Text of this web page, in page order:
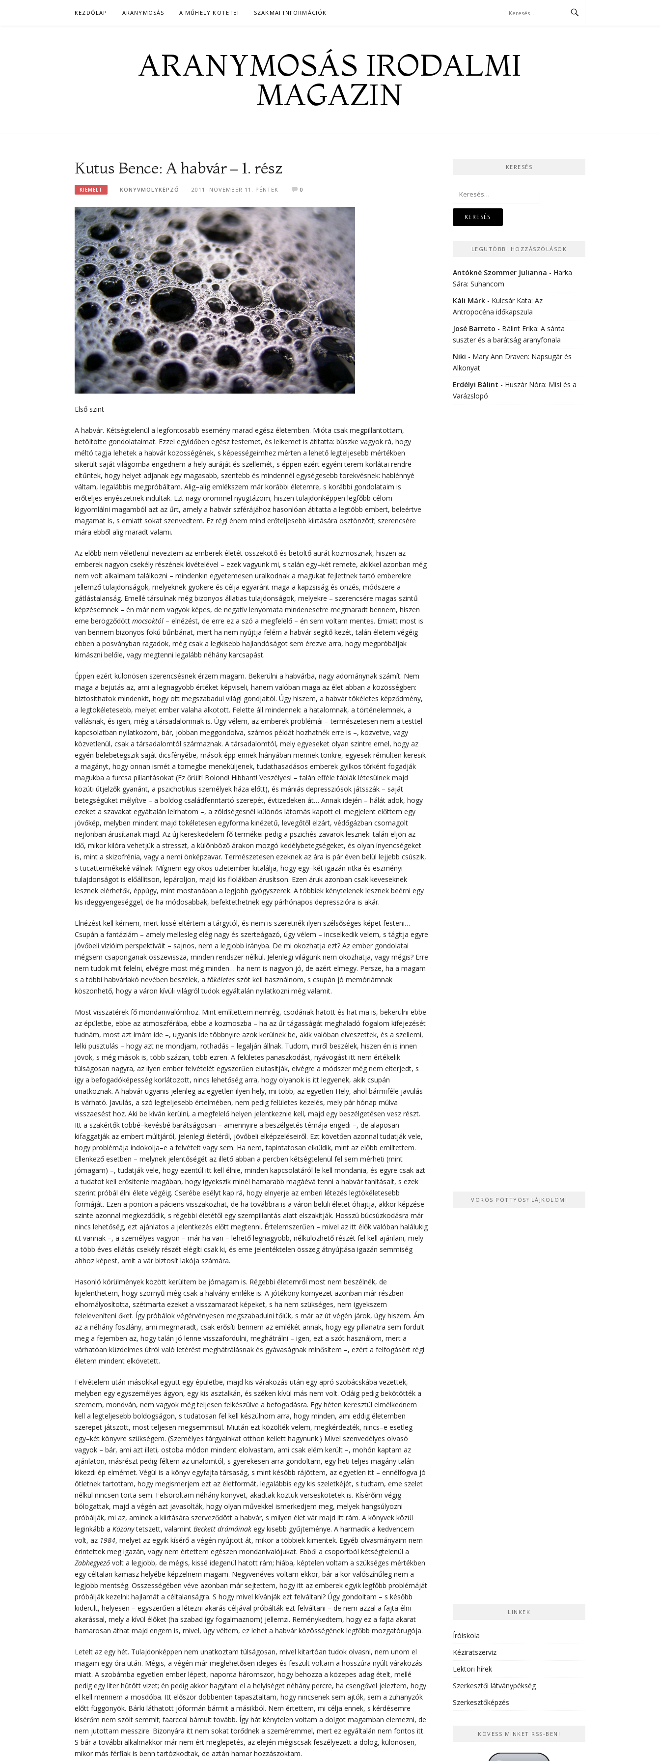
KEZDŐLAP ARANYMOSÁS A MŰHELY KÖTETEI SZAKMAI INFORMÁCIÓK
ARANYMOSÁS IRODALMI
MAGAZIN
Kutus Bence: A habvár – 1. rész
KIEMELT KÖNYVMOLYKÉPZŐ 2011. NOVEMBER 11. PÉNTEK 0
Első szint
A habvár. Kétségtelenül a legfontosabb esemény marad egész életemben. Mióta csak megpillantottam,
betöltötte gondolataimat. Ezzel egyidőben egész testemet, és lelkemet is átitatta: büszke vagyok rá, hogy
méltó tagja lehetek a habvár közösségének, s képességeimhez mérten a lehető legteljesebb mértékben
sikerült saját világomba engednem a hely auráját és szellemét, s éppen ezért egyéni terem korlátai rendre
eltűntek, hogy helyet adjanak egy magasabb, szentebb és mindennél egységesebb törekvésnek: hablénnyé
váltam, legalábbis megpróbáltam. Alig–alig emlékszem már korábbi életemre, s korábbi gondolataim is
erőteljes enyészetnek indultak. Ezt nagy örömmel nyugtázom, hiszen tulajdonképpen legfőbb célom
kigyomlálni magamból azt az űrt, amely a habvár szférájához hasonlóan átitatta a legtöbb embert, beleértve
magamat is, s emiatt sokat szenvedtem. Ez régi énem mind erőteljesebb kiirtására ösztönzött; szerencsére
mára ebből alig maradt valami.
Az előbb nem véletlenül neveztem az emberek életét összekötő és betöltő aurát kozmosznak, hiszen az
emberek nagyon csekély részének kivételével – ezek vagyunk mi, s talán egy–két remete, akikkel azonban még
nem volt alkalmam találkozni – mindenkin egyetemesen uralkodnak a magukat fejlettnek tartó emberekre
jellemző tulajdonságok, melyeknek gyökere és célja egyaránt maga a kapzsiság és önzés, módszere a
gátlástalanság. Emellé társulnak még bizonyos állatias tulajdonságok, melyekre – szerencsére magas szintű
képzésemnek – én már nem vagyok képes, de negatív lenyomata mindenesetre megmaradt bennem, hiszen
eme berögződött mocsoktól – elnézést, de erre ez a szó a megfelelő – én sem voltam mentes. Emiatt most is
van bennem bizonyos fokú bűnbánat, mert ha nem nyújtja felém a habvár segítő kezét, talán életem végéig
ebben a posványban ragadok, még csak a legkisebb hajlandóságot sem érezve arra, hogy megpróbáljak
kimászni belőle, vagy megtenni legalább néhány karcsapást.
Éppen ezért különösen szerencsésnek érzem magam. Bekerülni a habvárba, nagy adománynak számít. Nem
maga a bejutás az, ami a legnagyobb értéket képviseli, hanem valóban maga az élet abban a közösségben:
biztosíthatok mindenkit, hogy ott megszabadul világi gondjaitól. Úgy hiszem, a habvár tökéletes képződmény,
a legtökéletesebb, melyet ember valaha alkotott. Felette áll mindennek: a hatalomnak, a történelemnek, a
vallásnak, és igen, még a társadalomnak is. Úgy vélem, az emberek problémái – természetesen nem a testtel
kapcsolatban nyilatkozom, bár, jobban meggondolva, számos példát hozhatnék erre is –, közvetve, vagy
közvetlenül, csak a társadalomtól származnak. A társadalomtól, mely egyeseket olyan szintre emel, hogy az
egyén belebetegszik saját dicsfényébe, mások épp ennek hiányában mennek tönkre, egyesek rémülten keresik
a magányt, hogy onnan ismét a tömegbe meneküljenek, tudathasadásos emberek gyilkos tőrként fogadják
magukba a furcsa pillantásokat (Ez őrült! Bolond! Hibbant! Veszélyes! – talán efféle táblák létesülnek majd
közúti útjelzők gyanánt, a pszichotikus személyek háza előtt), és mániás depressziósok játsszák – saját
betegségüket mélyítve – a boldog családfenntartó szerepét, évtizedeken át… Annak idején – hálát adok, hogy
ezeket a szavakat egyáltalán leírhatom –, a zöldségesnél különös látomás kapott el: megjelent előttem egy
jövőkép, melyben mindent majd tökéletesen egyforma kinézetű, levegőtől elzárt, védőgázban csomagolt
nejlonban árusítanak majd. Az új kereskedelem fő termékei pedig a pszichés zavarok lesznek: talán eljön az
idő, mikor kilóra vehetjük a stresszt, a különböző árakon mozgó kedélybetegségeket, és olyan ínyencségeket
is, mint a skizofrénia, vagy a nemi önképzavar. Természetesen ezeknek az ára is pár éven belül lejjebb csúszik,
s tucattermékeké válnak. Mígnem egy okos üzletember kitalálja, hogy egy–két igazán ritka és eszményi
tulajdonságot is előállítson, lepároljon, majd kis fiolákban árusítson. Ezen áruk azonban csak keveseknek
lesznek elérhetők, éppúgy, mint mostanában a legjobb gyógyszerek. A többiek kénytelenek lesznek beérni egy
kis ideggyengeséggel, de ha módosabbak, befektethetnek egy párhónapos depresszióra is akár.
Elnézést kell kérnem, mert kissé eltértem a tárgytól, és nem is szeretnék ilyen szélsőséges képet festeni…
Csupán a fantáziám – amely mellesleg elég nagy és szerteágazó, úgy vélem – incselkedik velem, s tágítja egyre
jövőbeli vízióim perspektíváit – sajnos, nem a legjobb irányba. De mi okozhatja ezt? Az ember gondolatai
mégsem csaponganak összevissza, minden rendszer nélkül. Jelenlegi világunk nem okozhatja, vagy mégis? Erre
nem tudok mit felelni, elvégre most még minden… ha nem is nagyon jó, de azért elmegy. Persze, ha a magam
s a többi habvárlakó nevében beszélek, a tökéletes szót kell használnom, s csupán jó memóriámnak
köszönhető, hogy a váron kívüli világról tudok egyáltalán nyilatkozni még valamit.
Most visszatérek fő mondanivalómhoz. Mint említettem nemrég, csodának hatott és hat ma is, bekerülni ebbe
az épületbe, ebbe az atmoszférába, ebbe a kozmoszba – ha az űr tágasságát meghaladó fogalom kifejezését
tudnám, most azt írnám ide –, ugyanis ide többnyire azok kerülnek be, akik valóban elveszettek, és a szellemi,
lelki pusztulás – hogy azt ne mondjam, rothadás – legalján állnak. Tudom, miről beszélek, hiszen én is innen
jövök, s még mások is, több százan, több ezren. A felületes panaszkodást, nyávogást itt nem értékelik
túlságosan nagyra, az ilyen ember felvételét egyszerűen elutasítják, elvégre a módszer még nem elterjedt, s
így a befogadóképesség korlátozott, nincs lehetőség arra, hogy olyanok is itt legyenek, akik csupán
unatkoznak. A habvár ugyanis jelenleg az egyetlen ilyen hely, mi több, az egyetlen Hely, ahol bármiféle javulás
is várható. Javulás, a szó legteljesebb értelmében, nem pedig felületes kezelés, mely pár hónap múlva
visszaesést hoz. Aki be kíván kerülni, a megfelelő helyen jelentkeznie kell, majd egy beszélgetésen vesz részt.
Itt a szakértők többé–kevésbé barátságosan – amennyire a beszélgetés témája engedi –, de alaposan
kifaggatják az embert múltjáról, jelenlegi életéről, jövőbeli elképzeléseiről. Ezt követően azonnal tudatják vele,
hogy problémája indokolja–e a felvételt vagy sem. Ha nem, tapintatosan elküldik, mint az előbb említettem.
Ellenkező esetben – melynek jelentőségét az illető abban a percben kétségtelenül fel sem mérheti (mint
jómagam) –, tudatják vele, hogy ezentúl itt kell élnie, minden kapcsolatáról le kell mondania, és egyre csak azt
a tudatot kell erősítenie magában, hogy igyekszik minél hamarabb magáévá tenni a habvár tanításait, s ezek
szerint próbál élni élete végéig. Cserébe esélyt kap rá, hogy elnyerje az emberi létezés legtökéletesebb
formáját. Ezen a ponton a páciens visszakozhat, de ha továbbra is a váron belüli életet óhajtja, akkor képzése
szinte azonnal megkezdődik, s régebbi életétől egy szempillantás alatt elszakítják. Hosszú búcsúzkodásra már
nincs lehetőség, ezt ajánlatos a jelentkezés előtt megtenni. Értelemszerűen – mivel az itt élők valóban halálukig
itt vannak –, a személyes vagyon – már ha van – lehető legnagyobb, nélkülözhető részét fel kell ajánlani, mely
a több éves ellátás csekély részét elégíti csak ki, és eme jelentéktelen összeg átnyújtása igazán semmiség
ahhoz képest, amit a vár biztosít lakója számára.
Hasonló körülmények között kerültem be jómagam is. Régebbi életemről most nem beszélnék, de
kijelenthetem, hogy szörnyű még csak a halvány emléke is. A jótékony környezet azonban már részben
elhomályosította, szétmarta ezeket a visszamaradt képeket, s ha nem szükséges, nem igyekszem
feleleveníteni őket. Így próbálok végérvényesen megszabadulni tőlük, s már az út végén járok, úgy hiszem. Ám
az a néhány foszlány, ami megmaradt, csak erősíti bennem az emlékét annak, hogy egy pillanatra sem fordult
meg a fejemben az, hogy talán jó lenne visszafordulni, meghátrálni – igen, ezt a szót használom, mert a
várhatóan küzdelmes útról való letérést meghátrálásnak és gyávaságnak minősítem –, ezért a felfogásért régi
életem mindent elkövetett.
Felvételem után másokkal együtt egy épületbe, majd kis várakozás után egy apró szobácskába vezettek,
melyben egy egyszemélyes ágyon, egy kis asztalkán, és széken kívül más nem volt. Odáig pedig bekötötték a
szemem, mondván, nem vagyok még teljesen felkészülve a befogadásra. Egy héten keresztül elmélkednem
kell a legteljesebb boldogságon, s tudatosan fel kell készülnöm arra, hogy minden, ami eddig életemben
szerepet játszott, most teljesen megsemmisül. Miután ezt közölték velem, megkérdezték, nincs–e esetleg
egy–két könyvre szükségem. (Személyes tárgyainkat otthon kellett hagynunk.) Mivel szenvedélyes olvasó
vagyok – bár, ami azt illeti, ostoba módon mindent elolvastam, ami csak elém került –, mohón kaptam az
ajánlaton, másrészt pedig féltem az unalomtól, s gyerekesen arra gondoltam, egy heti teljes magány talán
kikezdi ép elmémet. Végül is a könyv egyfajta társaság, s mint később rájöttem, az egyetlen itt – ennélfogva jó
ötletnek tartottam, hogy megismerjem ezt az életformát, legalábbis egy kis szeletkéjét, s tudtam, eme szelet
nélkül nincsen torta sem. Felsoroltam néhány könyvet, akadtak köztük verseskötetek is. Kísérőim végig
bólogattak, majd a végén azt javasolták, hogy olyan művekkel ismerkedjem meg, melyek hangsúlyozni
próbálják, mi az, aminek a kiirtására szerveződött a habvár, s milyen élet vár majd itt rám. A könyvek közül
leginkább a Közönytetszett, valamint Beckett drámáinak egy kisebb gyűjteménye. A harmadik a kedvencem
volt, az 1984, melyet az egyik kísérő a végén nyújtott át, mikor a többiek kimentek. Egyéb olvasmányaim nem
érintettek meg igazán, vagy nem értettem egészen mondanivalójukat. Ebből a csoportból kétségtelenül a
Zabhegyező volt a legjobb, de mégis, kissé idegenül hatott rám; hiába, képtelen voltam a szükséges mértékben
egy céltalan kamasz helyébe képzelnem magam. Negyvenéves voltam ekkor, bár a kor valószínűleg nem a
legjobb mentség. Összességében véve azonban már sejtettem, hogy itt az emberek egyik legfőbb problémáját
próbálják kezelni: hajlamát a céltalanságra. S hogy mivel kívánják ezt felváltani? Úgy gondoltam – s később
kiderült, helyesen – egyszerűen a létezni akarás céljával próbálták ezt felváltani – de nem azzal a fajta élni
akarással, mely a kívül élőket (ha szabad így fogalmaznom) jellemzi. Reménykedtem, hogy ez a fajta akarat
hamarosan áthat majd engem is, mivel, úgy véltem, ez lehet a habvár közösségének legfőbb mozgatórugója.
Letelt az egy hét. Tulajdonképpen nem unatkoztam túlságosan, mivel kitartóan tudok olvasni, nem unom el
magam egy óra után. Mégis, a végén már meglehetősen ideges és feszült voltam a hosszúra nyúlt várakozás
miatt. A szobámba egyetlen ember lépett, naponta háromszor, hogy behozza a közepes adag ételt, mellé
pedig egy liter hűtött vizet; én pedig akkor hagytam el a helyiséget néhány percre, ha csengővel jeleztem, hogy
el kell mennem a mosdóba. Itt először döbbenten tapasztaltam, hogy nincsenek sem ajtók, sem a zuhanyzók
előtt függönyök. Bárki láthatott jóformán bármit a másikból. Nem értettem, mi célja ennek, s kérdésemre
kísérőm nem szólt semmit; faarccal bámult tovább. Így hát kénytelen voltam a dolgot magamban elemezni, de
nem jutottam messzire. Bizonyára itt nem sokat törődnek a szeméremmel, mert ez egyáltalán nem fontos itt.
S bár a további alkalmakkor már nem ért meglepetés, az elején mégiscsak feszélyezett a dolog, különösen,
mikor más férfiak is benn tartózkodtak, de aztán hamar hozzászoktam.
KERESÉS
Keresés:
LEGUTÓBBI HOZZÁSZÓLÁSOK
Antókné Szommer Julianna - Harka
Sára: Suhancom
Káli Márk - Kulcsár Kata: Az
Antropocéna időkapszula
José Barreto - Bálint Erika: A sánta
suszter és a barátság aranyfonala
Niki - Mary Ann Draven: Napsugár és
Alkonyat
Erdélyi Bálint - Huszár Nóra: Misi és a
Varázslopó
VÖRÖS PÖTTYÖS? LÁJKOLOM!
LINKEK
Íróiskola
Kéziratszerviz
Lektori hírek
Szerkesztői látványpékség
Szerkesztőképzés
KÖVESS MINKET RSS-BEN!